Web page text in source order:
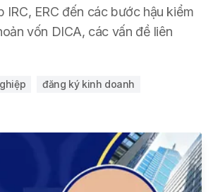
IRC, ERC đến các bước hậu kiểm
vốn DICA, các vấn đề liên
đăng ký kinh doanh